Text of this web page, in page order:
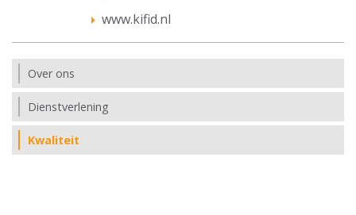
www.kifid.nl
Over ons
Dienstverlening
Kwaliteit